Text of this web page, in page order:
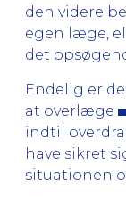
den videre
egen læge,
det
Endelig er
at overlæge
indtil
have sikret
situationen